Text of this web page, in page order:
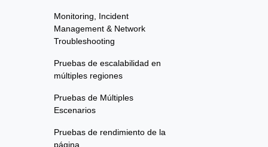
Monitoring, Incident
Management & Network
Troubleshooting
Pruebas de escalabilidad en
múltiples regiones
Pruebas de Múltiples
Escenarios
Pruebas de rendimiento de la
página